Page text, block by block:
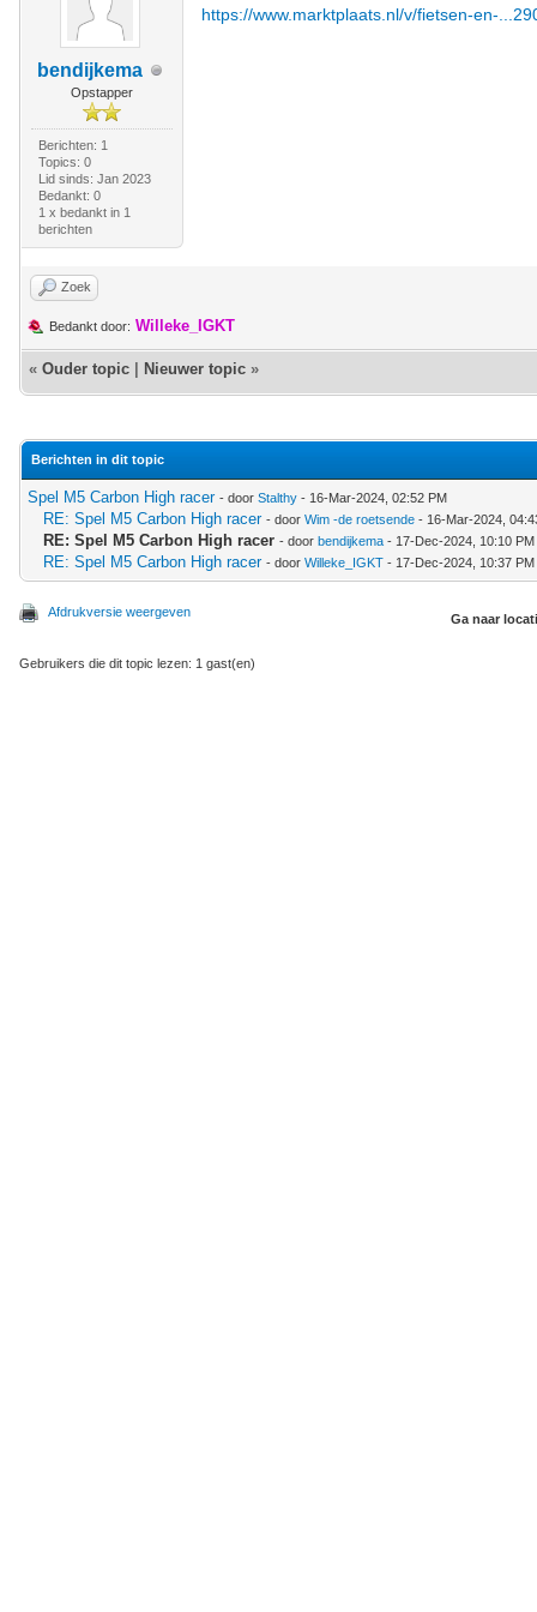
bendijkema
Opstapper
Berichten: 1
Topics: 0
Lid sinds: Jan 2023
Bedankt: 0
1 x bedankt in 1
berichten
https://www.marktplaats.nl/v/fietsen-en-
Zoek
Bedankt door: Willeke_IGKT
« Ouder topic Nieuwer topic »
Berichten in dit topic
Spel M5 Carbon High racer - door Stalthy - 16-Mar-2024, 02:52 PM
RE: Spel M5 Carbon High racer - door Wim -de roetsende - 16-Mar-2024,
RE: Spel M5 Carbon High racer - door bendijkema - 17-Dec-2024, 10:10 PM
RE: Spel M5 Carbon High racer - door Willeke_IGKT - 17-Dec-2024, 10:37 PM
Afdrukversie weergeven Ga naar
Gebruikers die dit topic lezen: 1 gast(en)